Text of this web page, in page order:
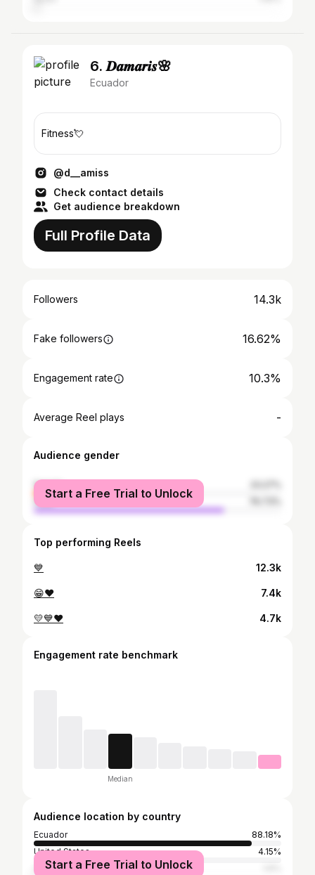
6. 𝑫𝒂𝒎𝒂𝒓𝒊𝒔🌸
Ecuador
Fitness💘
@d__amiss
Check contact details
Get audience breakdown
Full Profile Data
Followers 14.3k
Fake followers 16.62%
Engagement rate 10.3%
Average Reel plays -
Audience gender
female
male
Start a Free Trial to Unlock
Top performing Reels
💙 12.3k
😁♥️ 7.4k
💛💙❤️ 4.7k
Engagement rate benchmark
Median
Audience location by country
Ecuador
88.18%
United States
4.15%
Colombia
Start a Free Trial to Unlock